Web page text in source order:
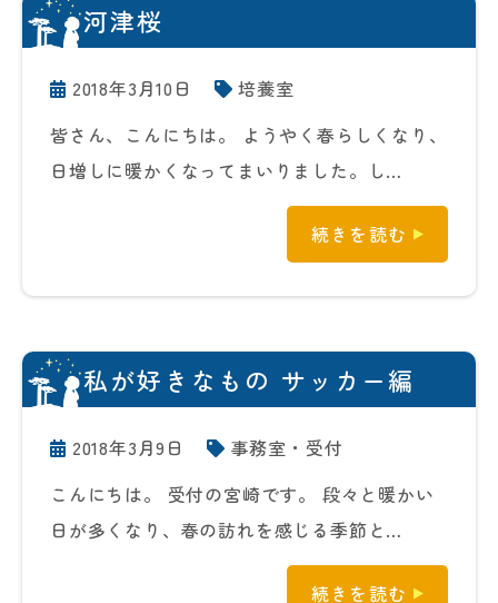
河津桜
2018年3月10日
培養室
皆さん、こんにちは。 ようやく春らしくなり、
日増しに暖かくなってまいりました。し…
続きを読む
私が好きなもの サッカー編
2018年3月9日
事務室・受付
こんにちは。 受付の宮崎です。 段々と暖かい
日が多くなり、春の訪れを感じる季節と…
続きを読む